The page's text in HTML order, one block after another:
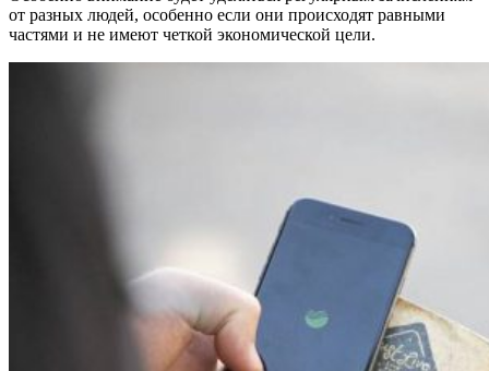
от разных людей, особенно если они происходят равными
частями и не имеют четкой экономической цели.